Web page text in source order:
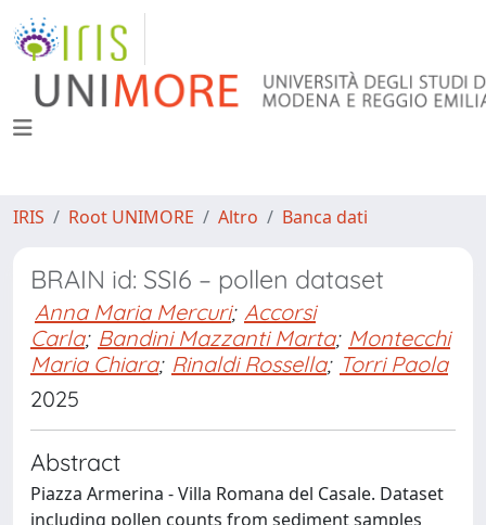
IRIS Root UNIMORE Altro Banca dati
BRAIN id: SSI6 – pollen dataset
Anna Maria Mercuri; Accorsi
Carla; Bandini Mazzanti Marta; Montecchi
Maria Chiara; Rinaldi Rossella; Torri Paola
2025
Abstract
Piazza Armerina - Villa Romana del Casale. Dataset
including pollen counts from sediment samples